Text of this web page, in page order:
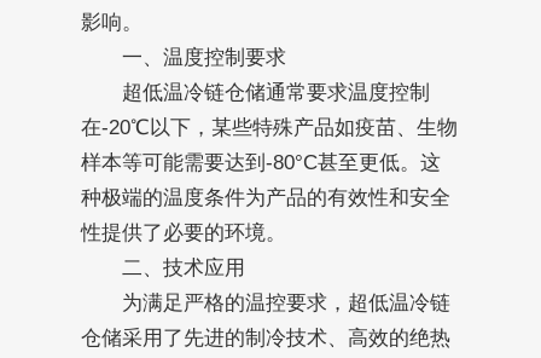
影响。
一、温度控制要求
超低温冷链仓储通常要求温度控制
在-20℃以下，某些特殊产品如疫苗、生物
样本等可能需要达到-80°C甚至更低。这
种极端的温度条件为产品的有效性和安全
性提供了必要的环境。
二、技术应用
为满足严格的温控要求，超低温冷链
仓储采用了先进的制冷技术、高效的绝热